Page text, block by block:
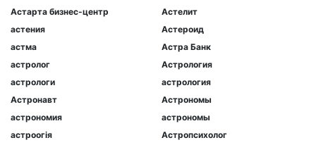
Астарта бизнес-центр
Астелит
астения
Астероид
астма
Астра Банк
астролог
Астрология
астрологи
астрология
Астронавт
Астрономы
астрономия
астрономы
астроогія
Астропсихолог